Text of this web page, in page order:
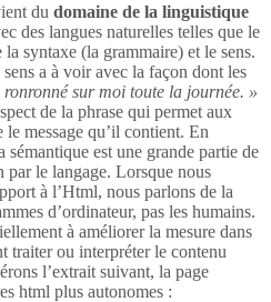
du domaine de la linguistique
des langues naturelles telles que le
syntaxe (la grammaire) et le sens.
a à voir avec la façon dont les
ronronné sur moi toute la journée. »
de la phrase qui permet aux
message qu’il contient. En
est une grande partie de
le langage. Lorsque nous
à l’Html, nous parlons de la
d’ordinateur, pas les humains.
à améliorer la mesure dans
traiter ou interpréter le contenu
l’extrait suivant, la page
html plus autonomes :